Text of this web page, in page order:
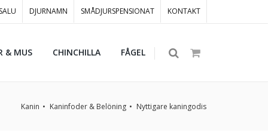
DJURNAMN SMÅDJURSPENSIONAT KONTAKT
& MUS CHINCHILLA FÅGEL
Kanin Kaninfoder & Belöning Nyttigare kaningodis